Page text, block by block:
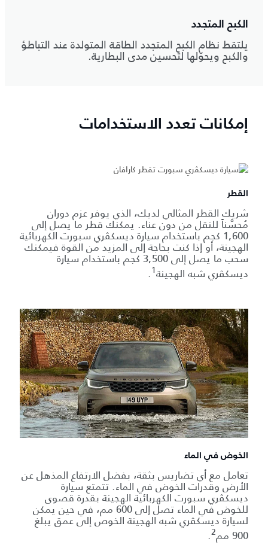
الكبح المتجدد
يلتقط نظام الكبح المتجدد الطاقة المتولدة عند التباطؤ
والكبح ويحوّلها لتحسين مدى البطارية.
إمكانات تعدد الاستخدامات
القطر
شريك القطر المثالي لديك، الذي يوفر عزم دوران
مُحسَّناً للنقل من دون عناء. يمكنك قطر ما يصل إلى
1,600 كجم باستخدام سيارة ديسكڤري سبورت الكهربائية
الهجينة، أو إذا كنت بحاجة إلى المزيد من القوة فيمكنك
سحب ما يصل إلى 3,500 كجم باستخدام سيارة
ديسكڤري شبه الهجينة1
.
الخوض في الماء
تعامل مع أي تضاريس بثقة، بفضل الارتفاع المذهل عن
الأرض وقدرات الخوض في الماء. تتمتع سيارة
ديسكڤري سبورت الكهربائية الهجينة بقدرة قصوى
للخوض في الماء تصل إلى 600 مم، في حين يمكن
لسيارة ديسكڤري شبه الهجينة الخوص إلى عمق يبلغ
900 مم
2
.